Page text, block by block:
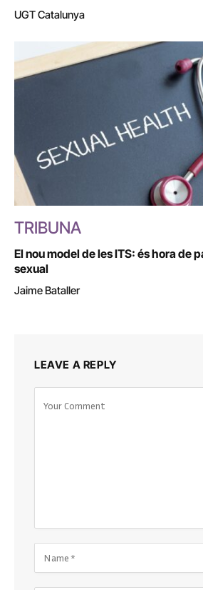
UGT Catalunya
TRIBUNA
El nou model de les ITS: és hora de
sexual
Jaime Bataller
LEAVE A REPLY